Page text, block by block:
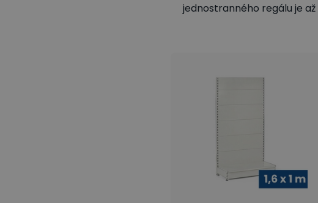
jednostranného regálu je až